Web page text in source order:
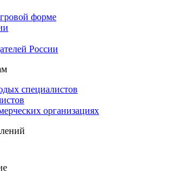
форме
России
специалистов
организациях